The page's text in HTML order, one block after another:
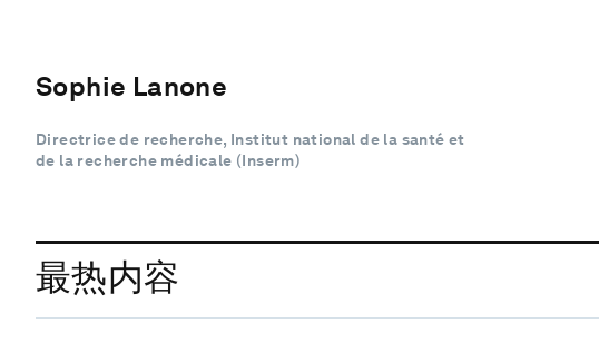
Sophie Lanone
Directrice de recherche, Institut national de la santé et
de la recherche médicale (Inserm)
最热内容